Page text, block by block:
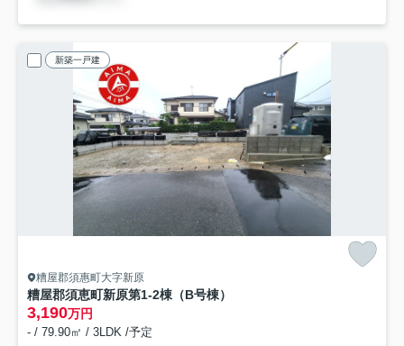
新築一戸建
糟屋郡須惠町大字新原
糟屋郡須恵町新原第1-2棟（B号棟）
3,190万円
- / 79.90㎡ / 3LDK /予定